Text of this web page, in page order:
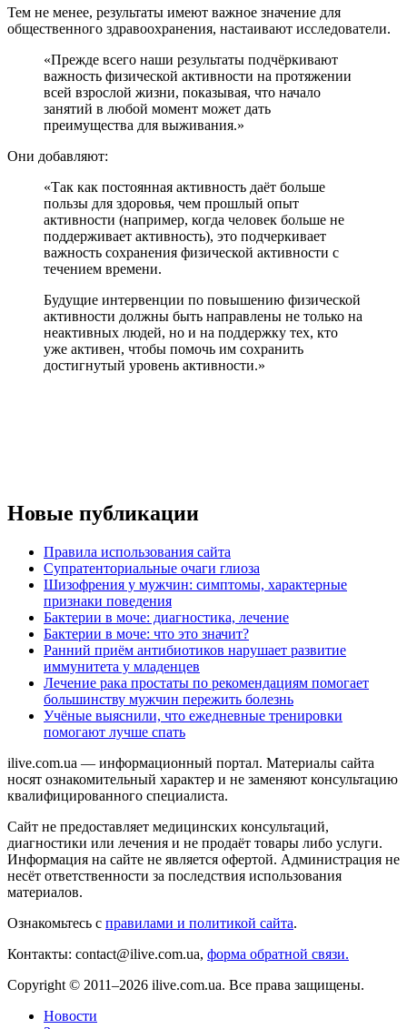
Тем не менее, результаты имеют важное значение для
общественного здравоохранения, настаивают исследователи.
«Прежде всего наши результаты подчёркивают
важность физической активности на протяжении
всей взрослой жизни, показывая, что начало
занятий в любой момент может дать
преимущества для выживания.»
Они добавляют:
«Так как постоянная активность даёт больше
пользы для здоровья, чем прошлый опыт
активности (например, когда человек больше не
поддерживает активность), это подчеркивает
важность сохранения физической активности с
течением времени.
Будущие интервенции по повышению физической
активности должны быть направлены не только на
неактивных людей, но и на поддержку тех, кто
уже активен, чтобы помочь им сохранить
достигнутый уровень активности.»
Новые публикации
Правила использования сайта
Супратенториальные очаги глиоза
Шизофрения у мужчин: симптомы, характерные
признаки поведения
Бактерии в моче: диагностика, лечение
Бактерии в моче: что это значит?
Ранний приём антибиотиков нарушает развитие
иммунитета у младенцев
Лечение рака простаты по рекомендациям помогает
большинству мужчин пережить болезнь
Учёные выяснили, что ежедневные тренировки
помогают лучше спать
ilive.com.ua — информационный портал. Материалы сайта
носят ознакомительный характер и не заменяют консультацию
квалифицированного специалиста.
Сайт не предоставляет медицинских консультаций,
диагностики или лечения и не продаёт товары либо услуги.
Информация на сайте не является офертой. Администрация не
несёт ответственности за последствия использования
материалов.
Ознакомьтесь с правилами и политикой сайта.
Контакты: contact@ilive.com.ua, форма обратной связи.
Copyright © 2011–2026 ilive.com.ua. Все права защищены.
Новости